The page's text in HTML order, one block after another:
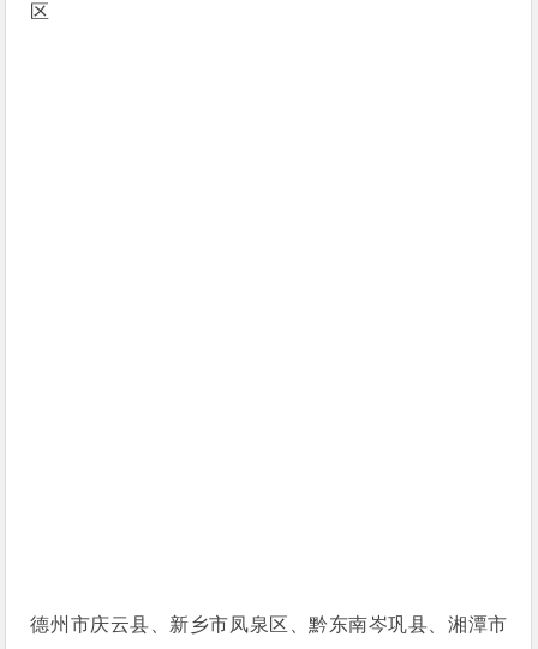
区
德州市庆云县、新乡市凤泉区、黔东南岑巩县、湘潭市